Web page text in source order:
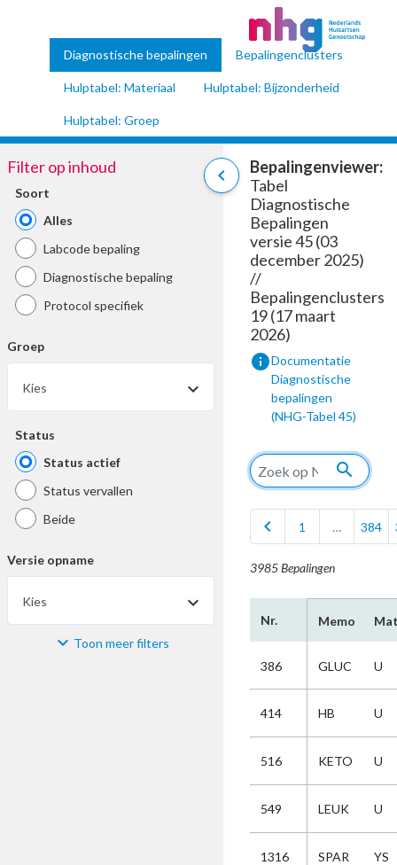
Diagnostische bepalingen Bepalingenclusters
Hulptabel: Materiaal Hulptabel: Bijzonderheid
Hulptabel: Groep
chevron_left
Filter op inhoud
Soort
Alles
Labcode bepaling
Diagnostische bepaling
Protocol specifiek
Groep
Kies
Status
Status actief
Status vervallen
Beide
Versie opname
Kies
Materiaal Toon meer filters
Bepalingenviewer:
Tabel
Diagnostische
Bepalingen
versie 45 (03
december 2025)
//
Bepalingenclusters
19 (17 maart
2026)
infoDocumentatie
Diagnostische
bepalingen
(NHG-Tabel 45)
search
chevron_left 1 … 384
3985 Bepalingen
Nr. Memo
386 GLUC U
414 HB U
516 KETO U
549 LEUK U
1316 SPAR YS